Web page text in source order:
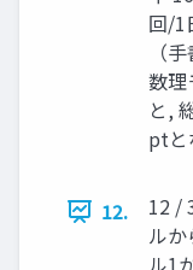
回/1
（
数理
と,
ptと
12.
12 /
ル